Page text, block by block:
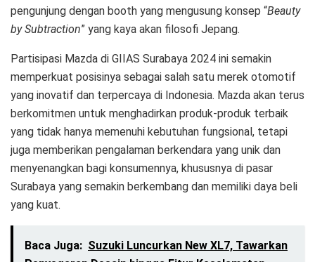
pengunjung dengan booth yang mengusung konsep “Beauty
by Subtraction” yang kaya akan filosofi Jepang.
Partisipasi Mazda di GIIAS Surabaya 2024 ini semakin
memperkuat posisinya sebagai salah satu merek otomotif
yang inovatif dan terpercaya di Indonesia. Mazda akan terus
berkomitmen untuk menghadirkan produk-produk terbaik
yang tidak hanya memenuhi kebutuhan fungsional, tetapi
juga memberikan pengalaman berkendara yang unik dan
menyenangkan bagi konsumennya, khususnya di pasar
Surabaya yang semakin berkembang dan memiliki daya beli
yang kuat.
Baca Juga: Suzuki Luncurkan New XL7, Tawarkan